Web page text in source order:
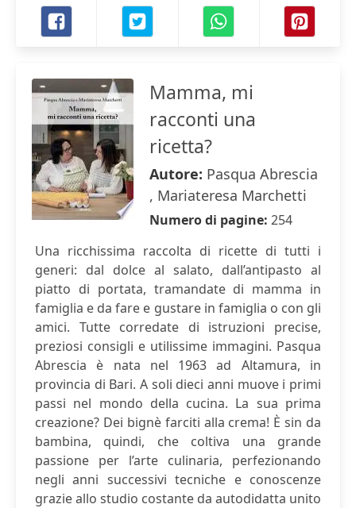
Mamma, mi
racconti una
ricetta?
Autore: Pasqua Abrescia
, Mariateresa Marchetti
Numero di pagine: 254
Una ricchissima raccolta di ricette di tutti i
generi: dal dolce al salato, dall’antipasto al
piatto di portata, tramandate di mamma in
famiglia e da fare e gustare in famiglia o con gli
amici. Tutte corredate di istruzioni precise,
preziosi consigli e utilissime immagini. Pasqua
Abrescia è nata nel 1963 ad Altamura, in
provincia di Bari. A soli dieci anni muove i primi
passi nel mondo della cucina. La sua prima
creazione? Dei bignè farciti alla crema! È sin da
bambina, quindi, che coltiva una grande
passione per l’arte culinaria, perfezionando
negli anni successivi tecniche e conoscenze
grazie allo studio costante da autodidatta unito